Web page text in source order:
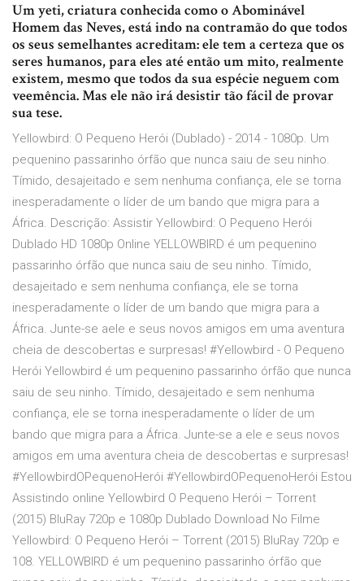
Um yeti, criatura conhecida como o Abominável
Homem das Neves, está indo na contramão do que todos
os seus semelhantes acreditam: ele tem a certeza que os
seres humanos, para eles até então um mito, realmente
existem, mesmo que todos da sua espécie neguem com
veemência. Mas ele não irá desistir tão fácil de provar
sua tese.
Yellowbird: O Pequeno Herói (Dublado) - 2014 - 1080p. Um
pequenino passarinho órfão que nunca saiu de seu ninho.
Tímido, desajeitado e sem nenhuma confiança, ele se torna
inesperadamente o líder de um bando que migra para a
África. Descrição: Assistir Yellowbird: O Pequeno Herói
Dublado HD 1080p Online YELLOWBIRD é um pequenino
passarinho órfão que nunca saiu de seu ninho. Tímido,
desajeitado e sem nenhuma confiança, ele se torna
inesperadamente o líder de um bando que migra para a
África. Junte-se aele e seus novos amigos em uma aventura
cheia de descobertas e surpresas! #Yellowbird - O Pequeno
Herói Yellowbird é um pequenino passarinho órfão que nunca
saiu de seu ninho. Tímido, desajeitado e sem nenhuma
confiança, ele se torna inesperadamente o líder de um
bando que migra para a África. Junte-se a ele e seus novos
amigos em uma aventura cheia de descobertas e surpresas!
#YellowbirdOPequenoHerói #YellowbirdOPequenoHerói Estou
Assistindo online Yellowbird O Pequeno Herói – Torrent
(2015) BluRay 720p e 1080p Dublado Download No Filme
Yellowbird: O Pequeno Herói – Torrent (2015) BluRay 720p e
108. YELLOWBIRD é um pequenino passarinho órfão que